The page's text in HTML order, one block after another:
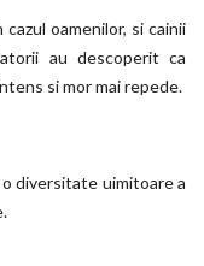
oamenilor, si cainii
au descoperit ca
si mor mai repede.
diversitate uimitoare a